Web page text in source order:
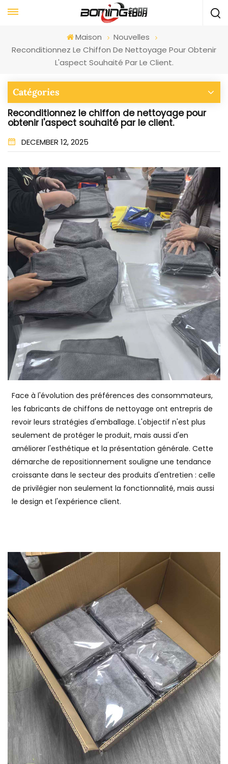
Maison
Nouvelles
Reconditionnez Le Chiffon De Nettoyage Pour Obtenir
L'aspect Souhaité Par Le Client.
Catégories
Reconditionnez le chiffon de nettoyage pour
obtenir l'aspect souhaité par le client.
DECEMBER 12, 2025
Face à l'évolution des préférences des consommateurs,
les fabricants de chiffons de nettoyage ont entrepris de
revoir leurs stratégies d'emballage. L'objectif n'est plus
seulement de protéger le produit, mais aussi d'en
améliorer l'esthétique et la présentation générale. Cette
démarche de repositionnement souligne une tendance
croissante dans le secteur des produits d'entretien : celle
de privilégier non seulement la fonctionnalité, mais aussi
le design et l'expérience client.